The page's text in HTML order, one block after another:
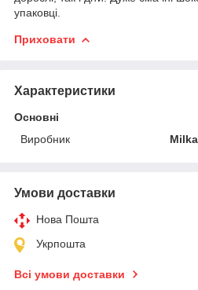
упаковці.
Приховати
Характеристики
Основні
Виробник
Milka
Умови доставки
Нова Пошта
Укрпошта
Всі умови доставки